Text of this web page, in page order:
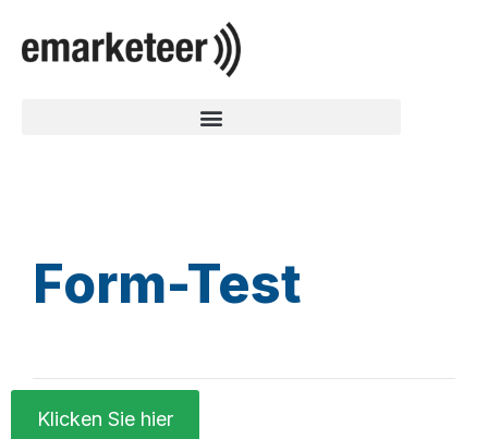
Form-Test
Klicken Sie hier